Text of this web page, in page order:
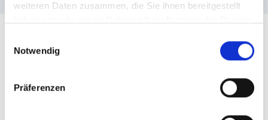
weiteren Daten zusammen, die Sie ihnen bereitgestellt
Notwendig
Präferenzen
Downloads